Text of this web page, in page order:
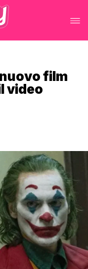
film
video